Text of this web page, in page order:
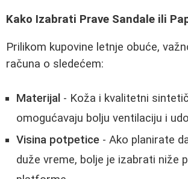
Kako Izabrati Prave Sandale ili
Prilikom kupovine letnje obuće,
računa o sledećem:
Materijal - Koža i kvalitetni
omogućavaju bolju ventilaciju i
Visina potpetice - Ako planirate
duže vreme, bolje je izabrati niže